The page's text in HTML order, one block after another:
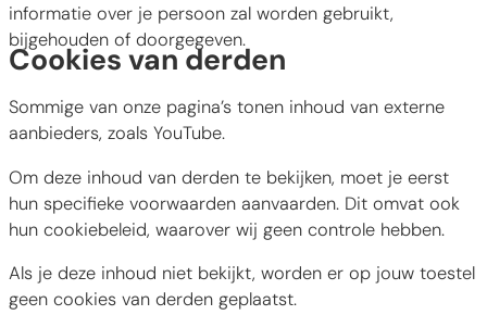
informatie over je persoon zal worden gebruikt,
bijgehouden of doorgegeven.
Cookies van derden
Sommige van onze pagina’s tonen inhoud van externe
aanbieders, zoals YouTube.
Om deze inhoud van derden te bekijken, moet je eerst
hun specifieke voorwaarden aanvaarden. Dit omvat ook
hun cookiebeleid, waarover wij geen controle hebben.
Als je deze inhoud niet bekijkt, worden er op jouw toestel
geen cookies van derden geplaatst.